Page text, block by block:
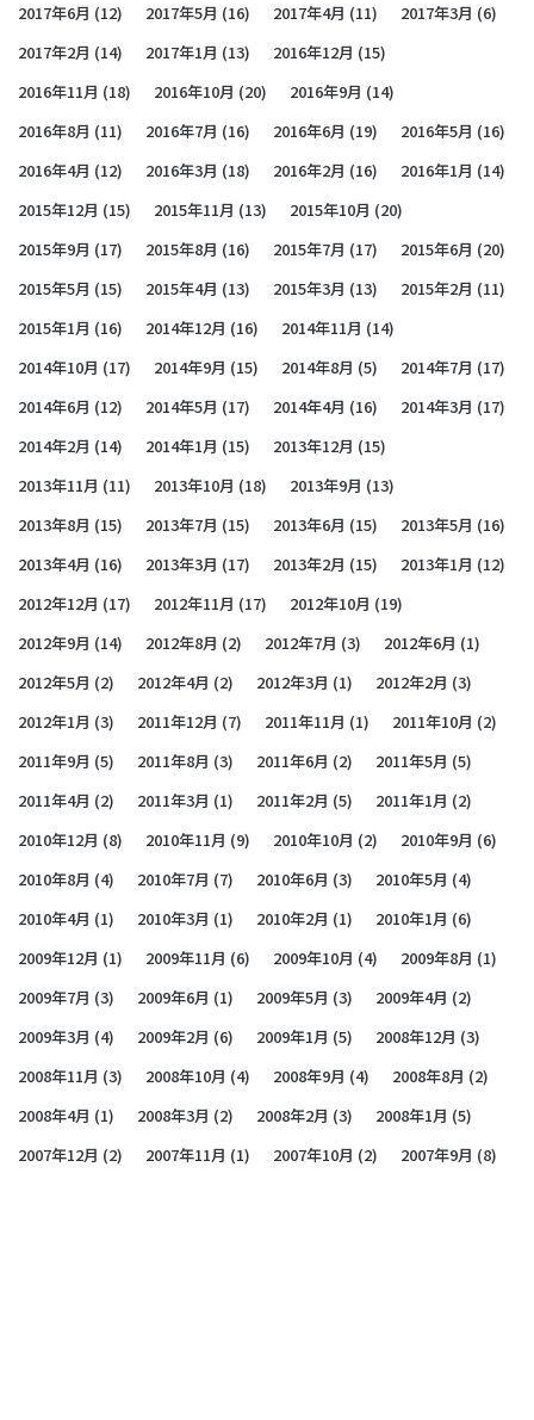
2017年6月 (12) 2017年5月 (16) 2017年4月 (11) 2017年3月 (6)
2017年2月 (14) 2017年1月 (13) 2016年12月 (15)
2016年11月 (18) 2016年10月 (20) 2016年9月 (14)
2016年8月 (11) 2016年7月 (16) 2016年6月 (19) 2016年5月 (16)
2016年4月 (12) 2016年3月 (18) 2016年2月 (16) 2016年1月 (14)
2015年12月 (15) 2015年11月 (13) 2015年10月 (20)
2015年9月 (17) 2015年8月 (16) 2015年7月 (17) 2015年6月 (20)
2015年5月 (15) 2015年4月 (13) 2015年3月 (13) 2015年2月 (11)
2015年1月 (16) 2014年12月 (16) 2014年11月 (14)
2014年10月 (17) 2014年9月 (15) 2014年8月 (5) 2014年7月 (17)
2014年6月 (12) 2014年5月 (17) 2014年4月 (16) 2014年3月 (17)
2014年2月 (14) 2014年1月 (15) 2013年12月 (15)
2013年11月 (11) 2013年10月 (18) 2013年9月 (13)
2013年8月 (15) 2013年7月 (15) 2013年6月 (15) 2013年5月 (16)
2013年4月 (16) 2013年3月 (17) 2013年2月 (15) 2013年1月 (12)
2012年12月 (17) 2012年11月 (17) 2012年10月 (19)
2012年9月 (14) 2012年8月 (2) 2012年7月 (3) 2012年6月 (1)
2012年5月 (2) 2012年4月 (2) 2012年3月 (1) 2012年2月 (3)
2012年1月 (3) 2011年12月 (7) 2011年11月 (1) 2011年10月 (2)
2011年9月 (5) 2011年8月 (3) 2011年6月 (2) 2011年5月 (5)
2011年4月 (2) 2011年3月 (1) 2011年2月 (5) 2011年1月 (2)
2010年12月 (8) 2010年11月 (9) 2010年10月 (2) 2010年9月 (6)
2010年8月 (4) 2010年7月 (7) 2010年6月 (3) 2010年5月 (4)
2010年4月 (1) 2010年3月 (1) 2010年2月 (1) 2010年1月 (6)
2009年12月 (1) 2009年11月 (6) 2009年10月 (4) 2009年8月 (1)
2009年7月 (3) 2009年6月 (1) 2009年5月 (3) 2009年4月 (2)
2009年3月 (4) 2009年2月 (6) 2009年1月 (5) 2008年12月 (3)
2008年11月 (3) 2008年10月 (4) 2008年9月 (4) 2008年8月 (2)
2008年4月 (1) 2008年3月 (2) 2008年2月 (3) 2008年1月 (5)
2007年12月 (2) 2007年11月 (1) 2007年10月 (2) 2007年9月 (8)